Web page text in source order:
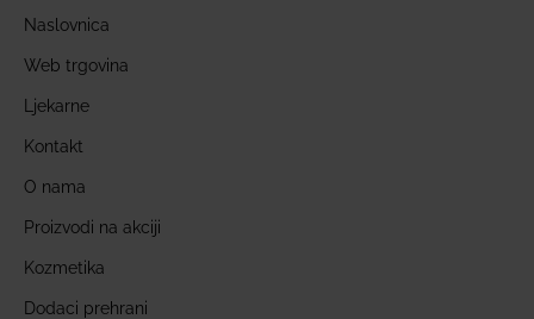
Naslovnica
Web trgovina
Ljekarne
Kontakt
O nama
Proizvodi na akciji
Kozmetika
Dodaci prehrani